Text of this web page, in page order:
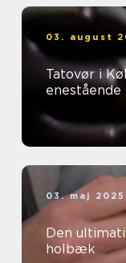
03. august
Tatovør i
03. maj 2025
Den
holbæk